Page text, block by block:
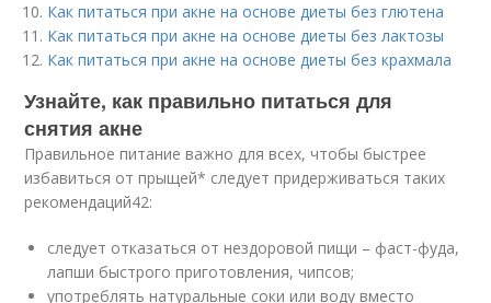
Как питаться при акне на основе диеты без глютена
Как питаться при акне на основе диеты без лактозы
Как питаться при акне на основе диеты без крахмала
Узнайте, как правильно питаться для
снятия акне
Правильное питание важно для всех, чтобы быстрее
избавиться от прыщей* следует придерживаться таких
рекомендаций42:
следует отказаться от нездоровой пищи – фаст-фуда,
лапши быстрого приготовления, чипсов;
употреблять натуральные соки или воду вместо